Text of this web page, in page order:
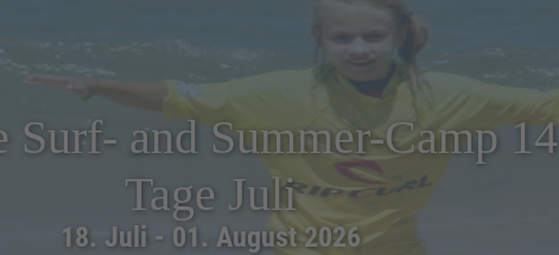
Surf- and Summer-Camp 14
Tage Juli
18. Juli - 01. August 2026